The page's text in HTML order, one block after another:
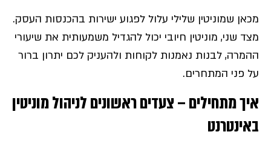
מכאן שמוניטין שלילי עלול לפגוע ישירות בהכנסות העסק.
מצד שני, מוניטין חיובי יכול להגדיל משמעותית את שיעורי
ההמרה, לבנות נאמנות לקוחות ולהעניק לכם יתרון ברור
על פני המתחרים.
איך מתחילים – צעדים ראשונים לניהול מוניטין
באינטרנט